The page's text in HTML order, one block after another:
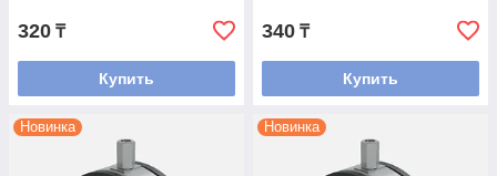
320 ₸
Купить
340 ₸
Купить
Новинка Новинка